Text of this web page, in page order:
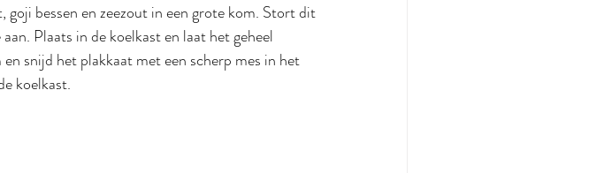
bessen en zeezout in een grote kom. Stort dit
Plaats in de koelkast en laat het geheel
snijd het plakkaat met een scherp mes in het
koelkast.